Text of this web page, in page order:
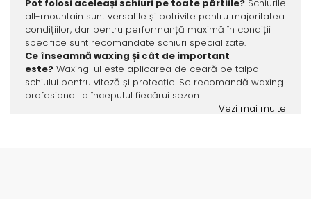
Pot folosi aceleași schiuri pe toate pârtiile?Schiurile
all-mountain sunt versatile și potrivite pentru majoritatea
condițiilor, dar pentru performanță maximă în condiții
specifice sunt recomandate schiuri specializate.
Ce înseamnă waxing și cât de important
este?Waxing-ul este aplicarea de ceară pe talpa
schiului pentru viteză și protecție. Se recomandă waxing
profesional la începutul fiecărui sezon.
Vezi mai multe